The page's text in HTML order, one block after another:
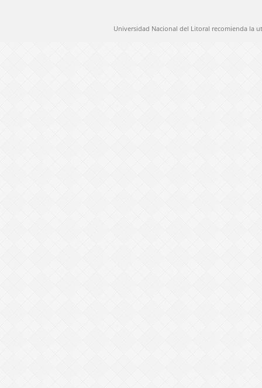
Universidad Nacional del Litoral recomienda la
@ 2012 Universidad